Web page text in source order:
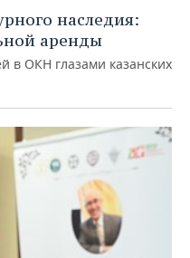
наследия:
аренды
в ОКН глазами казанских